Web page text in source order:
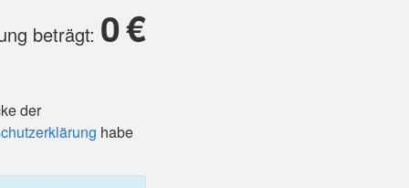
beträgt: 0€
der
habe